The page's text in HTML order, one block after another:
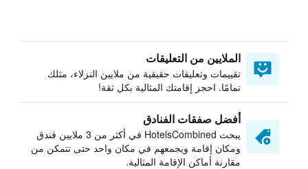
الملايين من التعليقات
تقييمات وتعليقات حقيقية من ملايين النزلاء، مثلك
تمامًا. احجز إقامتك المثالية بكل ثقة!
أفضل صفقات الفنادق
يبحث HotelsCombined في أكثر من 3 ملايين فندق
ومكان إقامة ويجمعهم في مكان واحد حتى تتمكن من
مقارنة أماكن الإقامة المثالية.